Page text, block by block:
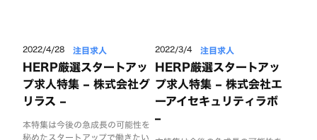
2022/4/28 注目求人
HERP厳選スタートアッ
プ求人特集 – 株式会社グ
リラス –
本特集は今後の急成長の可能性を
秘めたスタートアップで働きたい
2022/3/4 注目求人
HERP厳選スタートアッ
プ求人特集 – 株式会社エ
ーアイセキュリティラボ
–